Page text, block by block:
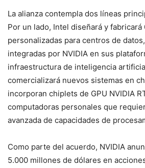
La alianza contempla dos líneas
Por un lado, Intel diseñará y fabricará
personalizadas para centros de
integradas por NVIDIA en sus
infraestructura de inteligencia
comercializará nuevos sistemas en
incorporan chiplets de GPU NVIDIA
computadoras personales que
avanzada de capacidades de
Como parte del acuerdo, NVIDIA
5.000 millones de dólares en